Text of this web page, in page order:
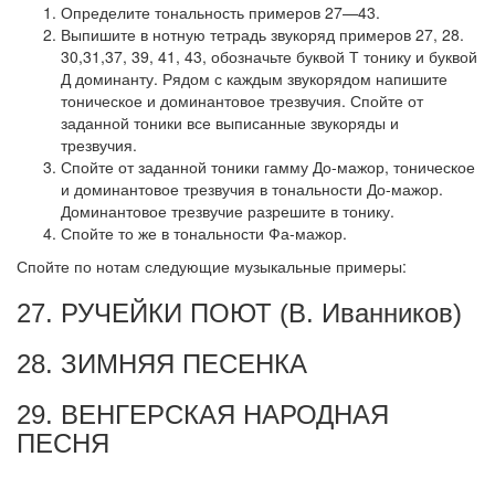
Определите тональность примеров 27—43.
Выпишите в нотную тетрадь звукоряд примеров 27, 28.
30,31,37, 39, 41, 43, обозначьте буквой Т тонику и буквой
Д доминанту. Рядом с каждым звукорядом напишите
тоническое и доминантовое трезвучия. Спойте от
заданной тоники все выписанные звукоряды и
трезвучия.
Спойте от заданной тоники гамму До-мажор, тоническое
и доми­нантовое трезвучия в тональности До-мажор.
Доминантовое трезвучие разрешите в тонику.
Спойте то же в тональности Фа-мажор.
Спойте по нотам следующие музыкальные примеры:
27. РУЧЕЙКИ ПОЮТ (В. Иванников)
28. ЗИМНЯЯ ПЕСЕНКА
29. ВЕНГЕРСКАЯ НАРОДНАЯ
ПЕСНЯ